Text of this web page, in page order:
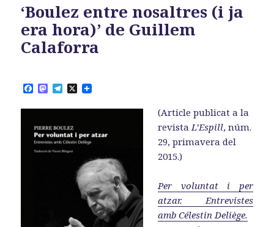
‘Boulez entre nosaltres (i ja
era hora)’ de Guillem
Calaforra
F
c
b
o
o
k
M
s
o
d
o
n
T
l
g
r
a
m
X
(Article publicat a la
revistaL’Espill, núm.
29, primavera del
2015.)
Per voluntat i per
atzar. Entrevistes
amb Célestin Deliège.